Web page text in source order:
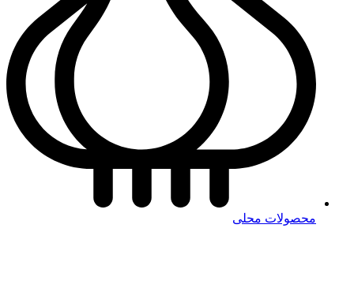
محصولات محلی